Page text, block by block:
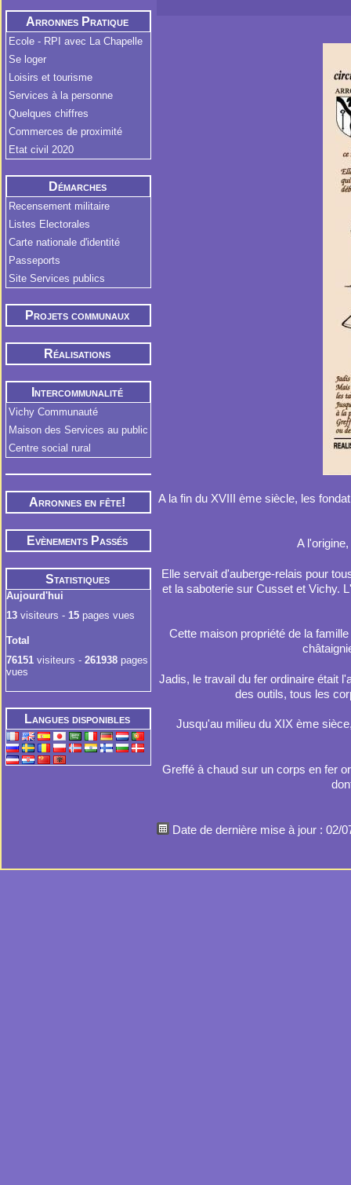
Arronnes Pratique
Ecole - RPI avec La Chapelle
Se loger
Loisirs et tourisme
Services à la personne
Quelques chiffres
Commerces de proximité
Etat civil 2020
Démarches
Administratives
Recensement militaire
Listes Electorales
Carte nationale d'identité
Passeports
Site Services publics
Projets communaux
Réalisations
Intercommunalité
Vichy Communauté
Maison des Services au public
Centre social rural
Arronnes en fête!
Evènements Passés
Statistiques
Aujourd'hui
13 visiteurs - 15 pages vues
Total
76151 visiteurs - 261938 pages
vues
Langues disponibles
A la fin du XVIII ème siècle, les
A
Elle servait d'auberge-relais pour
et la saboterie sur Cusset et Vichy.
Cette maison propriété de la
Jadis, le travail du fer ordinaire était
des outils, tous les
Jusqu'au milieu du XIX ème
Greffé à chaud sur un corps en fer
Date de dernière mise à jour : 02/